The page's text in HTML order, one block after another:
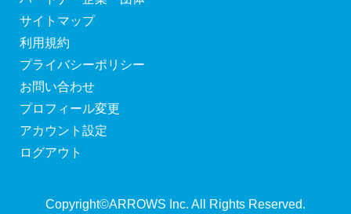
サイトマップ
利用規約
プライバシーポリシー
お問い合わせ
プロフィール変更
アカウント設定
ログアウト
Copyright©ARROWS Inc. All Rights Reserved.